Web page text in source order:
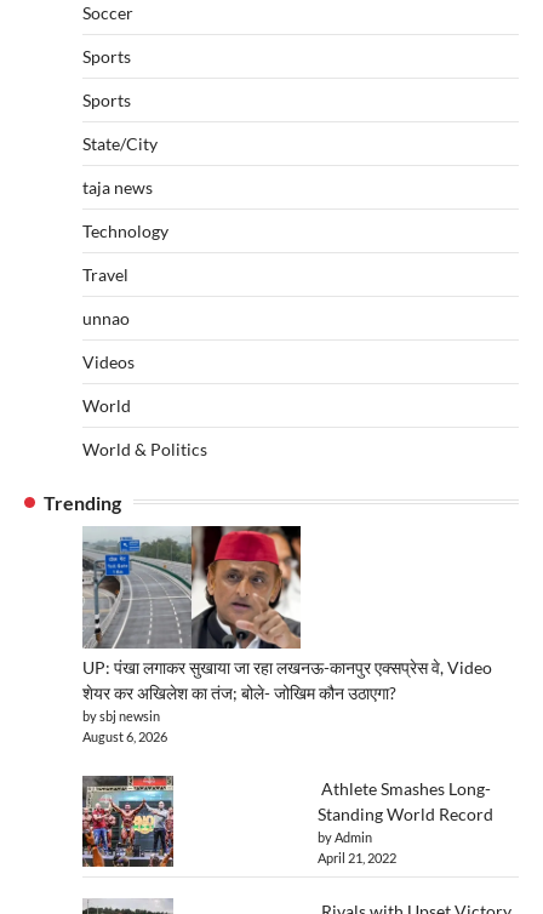
Soccer
Sports
Sports
State/City
taja news
Technology
Travel
unnao
Videos
World
World & Politics
Trending
UP: पंखा लगाकर सुखाया जा रहा लखनऊ-कानपुर एक्सप्रेस वे, Video
शेयर कर अखिलेश का तंज; बोले- जोखिम कौन उठाएगा?
by sbj newsin
August 6, 2026
Athlete Smashes Long-
Standing World Record
by Admin
April 21, 2022